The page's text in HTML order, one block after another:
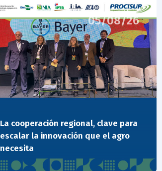
05/08/26
La cooperación regional, clave para
escalar la innovación que el agro
necesita